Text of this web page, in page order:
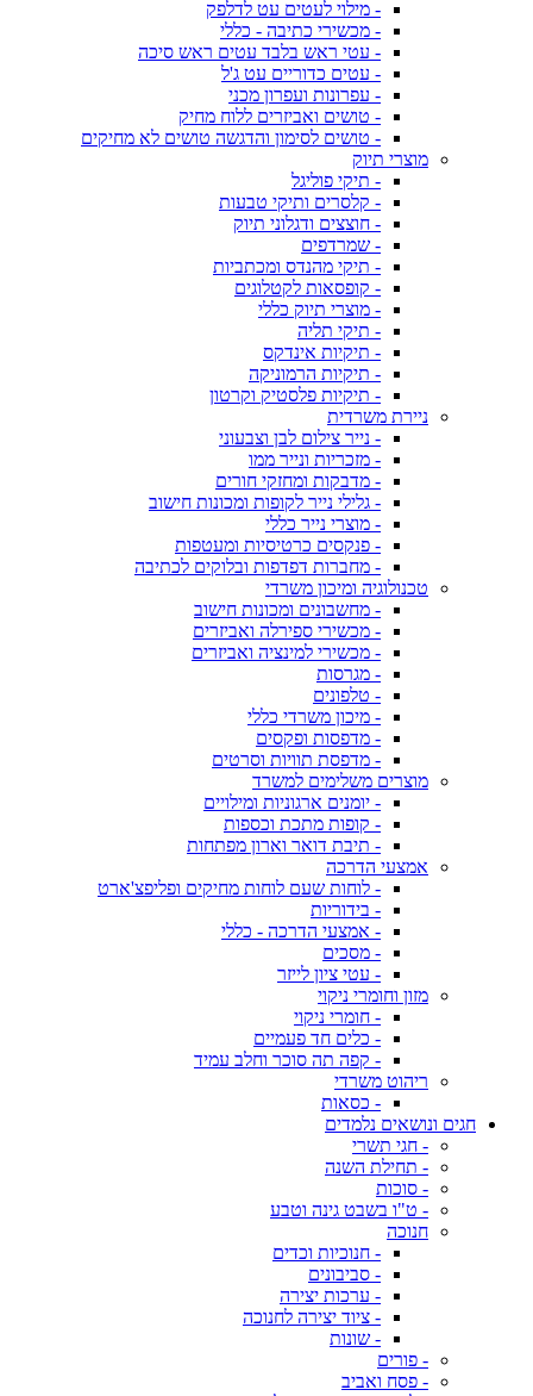
- מילוי לעטים עט לדלפק
- מכשירי כתיבה - כללי
- עטי ראש בלבד עטים ראש סיכה
- עטים כדוריים עט ג'ל
- עפרונות ועפרון מכני
- טושים ואביזרים ללוח מחיק
- טושים לסימון והדגשה טושים לא מחיקים
מוצרי תיוק
- תיקי פוליגל
- קלסרים ותיקי טבעות
- חוצצים ודגלוני תיוק
- שמרדפים
- תיקי מהנדס ומכתביות
- קופסאות לקטלוגים
- מוצרי תיוק כללי
- תיקי תליה
- תיקיות אינדקס
- תיקיות הרמוניקה
- תיקיות פלסטיק וקרטון
ניירת משרדית
- נייר צילום לבן וצבעוני
- מזכריות ונייר ממו
- מדבקות ומחזקי חורים
- גלילי נייר לקופות ומכונות חישוב
- מוצרי נייר כללי
- פנקסים כרטיסיות ומעטפות
- מחברות דפדפות ובלוקים לכתיבה
טכנולוגיה ומיכון משרדי
- מחשבונים ומכונות חישוב
- מכשירי ספירלה ואביזרים
- מכשירי למינציה ואביזרים
- מגרסות
- טלפונים
- מיכון משרדי כללי
- מדפסות ופקסים
- מדפסת תוויות וסרטים
מוצרים משלימים למשרד
- יומנים ארגוניות ומילויים
- קופות מתכת וכספות
- תיבת דואר וארון מפתחות
אמצעי הדרכה
- לוחות שעם לוחות מחיקים ופליפצ'ארט
- בידוריות
- אמצעי הדרכה - כללי
- מסכים
- עטי ציון לייזר
מזון וחומרי ניקוי
- חומרי ניקוי
- כלים חד פעמיים
- קפה תה סוכר וחלב עמיד
ריהוט משרדי
- כסאות
חגים ונושאים נלמדים
- חגי תשרי
- תחילת השנה
- סוכות
- ט"ו בשבט גינה וטבע
חנוכה
- חנוכיות וכדים
- סביבונים
- ערכות יצירה
- ציוד יצירה לחנוכה
- שונות
- פורים
- פסח ואביב